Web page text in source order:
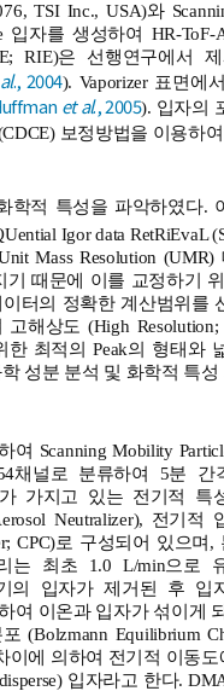
TSI Inc., USA)와
자를 생성하여 HR-
RIE)은 선행연구에서 제
., 2004). Vaporizer 표면에
et al., 2005). 입자의
보정방법을 이용하
학적 특성을 파악하였다.
Igor data RetRiEvaL
Mass Resolution
때문에 이를 교정하기 위
터의 정확한 계산범위를
해상도 (High
최적의 Peak의 형태와
성분 분석 및 화학적 특
Scanning Mobility
널로 분류하여 5분 간
가지고 있는 전기적
Neutralizer), 전기적
CPC)로 구성되어 있으
최초 1.0 L/min으로
의 입자가 제거된 후 입
여 이온과 입자가 섞이게
(Bolzmann Equilibrium
에 의하여 전기적 이동
입자라고 한다.